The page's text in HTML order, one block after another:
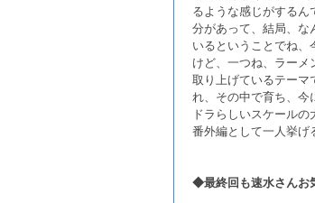
るような感じがするん
分があって、結局、な
いるということでね、
けど、一つね、ラーメ
取り上げているテーマ
れ、その中で育ち、今
ドラらしいスケール
番外編として一人挙げ
◆最終回も速水さんお